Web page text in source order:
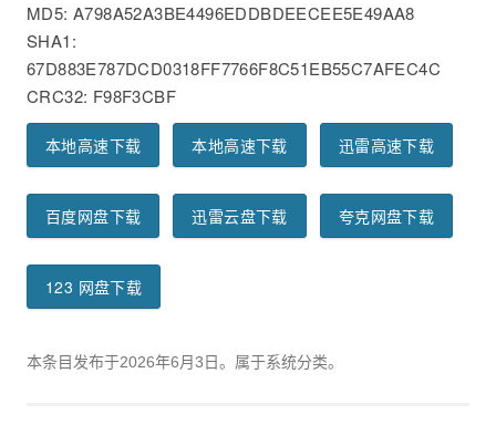
MD5: A798A52A3BE4496EDDBDEECEE5E49AA8
SHA1:
67D883E787DCD0318FF7766F8C51EB55C7AFEC4C
CRC32: F98F3CBF
本地高速下载 本地高速下载 迅雷高速下载
百度网盘下载 迅雷云盘下载 夸克网盘下载
123 网盘下载
本条目发布于2026年6月3日。属于系统分类。